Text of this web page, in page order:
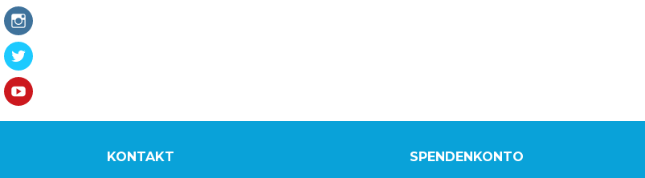
KONTAKT SPENDENKONTO